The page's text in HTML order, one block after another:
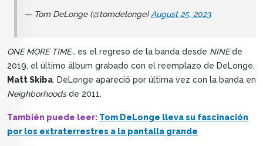
— Tom DeLonge (@tomdelonge)August 25, 2023
ONE MORE TIME… es el regreso de la banda desde NINEde
2019, el último álbum grabado con el reemplazo de DeLonge,
Matt Skiba. DeLonge apareció por última vez con la banda en
Neighborhoodsde 2011.
También puede leer: Tom DeLonge lleva su fascinación
por los extraterrestres a la pantalla grande